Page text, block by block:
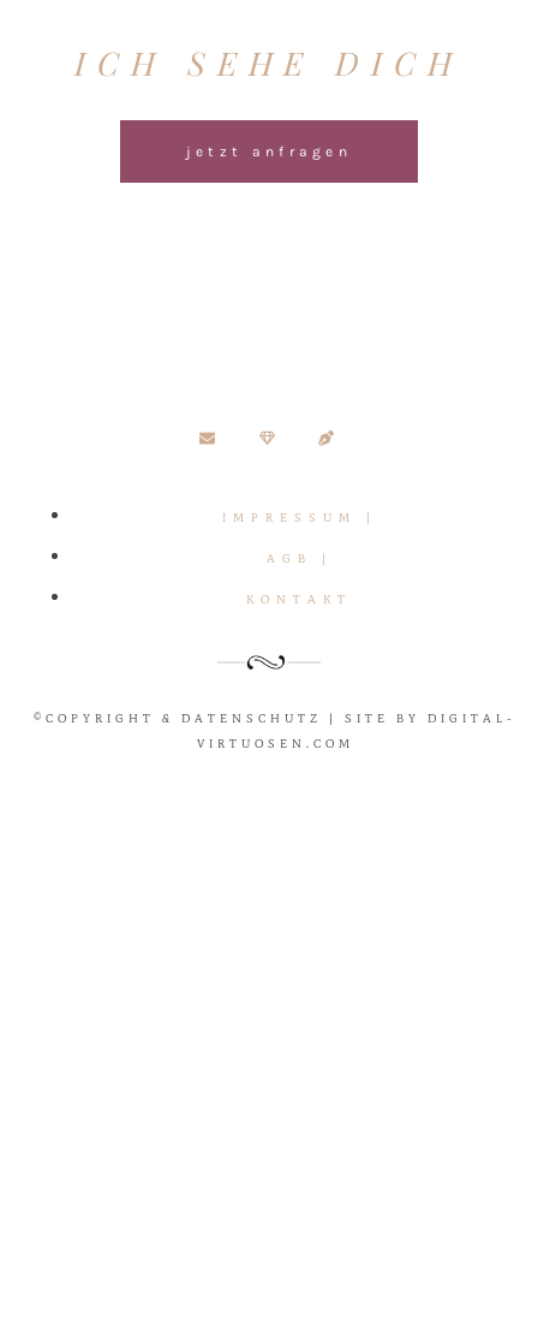
ICH SEHE DICH
jetzt anfragen
IMPRESSUM |
AGB |
KONTAKT
©COPYRIGHT & DATENSCHUTZ | SITE BY DIGITAL-
VIRTUOSEN.COM